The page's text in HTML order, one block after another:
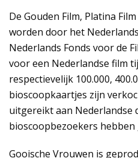
De Gouden Film, Platina
worden door het
Nederlands Fonds voor de
voor een Nederlandse film
respectievelijk 100.000,
bioscoopkaartjes zijn
uitgereikt aan Nederlandse
bioscoopbezoekers
Gooische Vrouwen is